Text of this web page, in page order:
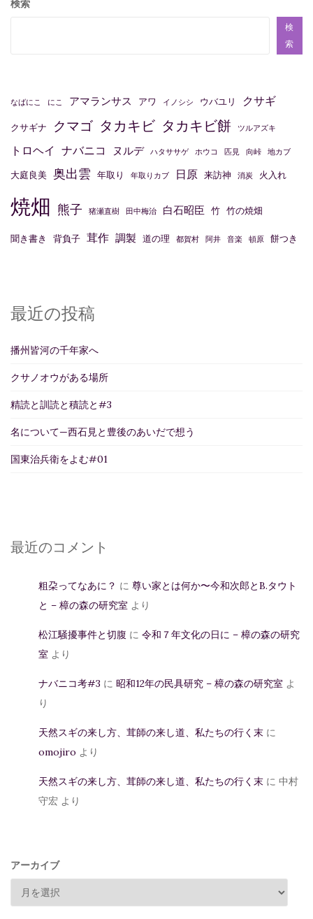
ゲ
ン
検索
検
索
なばにこ にこ アマランサス アワ イノシシ ウバユリ クサギ
クサギナ クマゴ タカキビ タカキビ餅 ツルアズキ
トロヘイ ナバニコ ヌルデ ハタササゲ ホウコ 匹見 向峠 地カブ
大庭良美 奥出雲 年取り 年取りカブ 日原 来訪神 消炭 火入れ
焼畑 熊子 猪瀬直樹 田中梅治 白石昭臣 竹 竹の焼畑
聞き書き 背負子 茸作 調製 道の理 都賀村 阿井 音楽 頓原 餅つき
最近の投稿
播州皆河の千年家へ
クサノオウがある場所
精読と訓読と積読と#3
名について—西石見と豊後のあいだで想う
国東治兵衛をよむ#01
最近のコメント
粗朶ってなあに？ に 尊い家とは何か〜今和次郎とB.タウト
と – 樟の森の研究室 より
松江騒擾事件と切腹 に 令和７年文化の日に – 樟の森の研究
室 より
ナバニコ考#3 に 昭和12年の民具研究 – 樟の森の研究室 よ
り
天然スギの来し方、茸師の来し道、私たちの行く末 に
omojiro より
天然スギの来し方、茸師の来し道、私たちの行く末 に 中村
守宏 より
アーカイブ